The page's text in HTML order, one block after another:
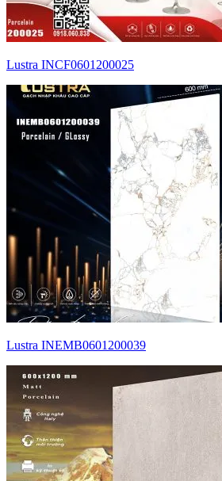
Lustra INCF0601200025
Lustra INEMB0601200039